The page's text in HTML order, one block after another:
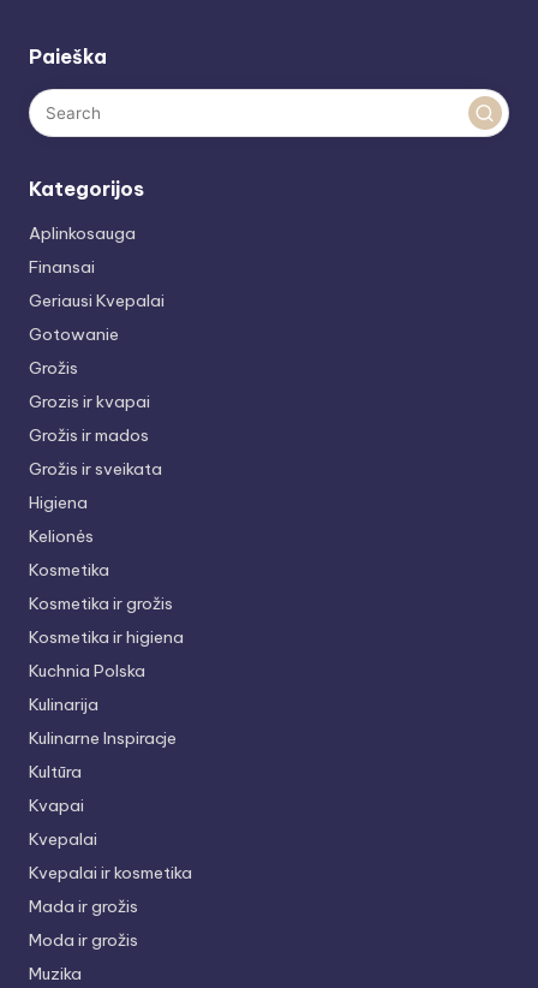
Paieška
Kategorijos
Aplinkosauga
Finansai
Geriausi Kvepalai
Gotowanie
Grožis
Grozis ir kvapai
Grožis ir mados
Grožis ir sveikata
Higiena
Kelionės
Kosmetika
Kosmetika ir grožis
Kosmetika ir higiena
Kuchnia Polska
Kulinarija
Kulinarne Inspiracje
Kultūra
Kvapai
Kvepalai
Kvepalai ir kosmetika
Mada ir grožis
Moda ir grožis
Muzika